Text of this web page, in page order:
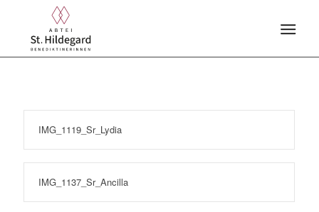
IMG_1119_Sr_Lydia
IMG_1137_Sr_Ancilla